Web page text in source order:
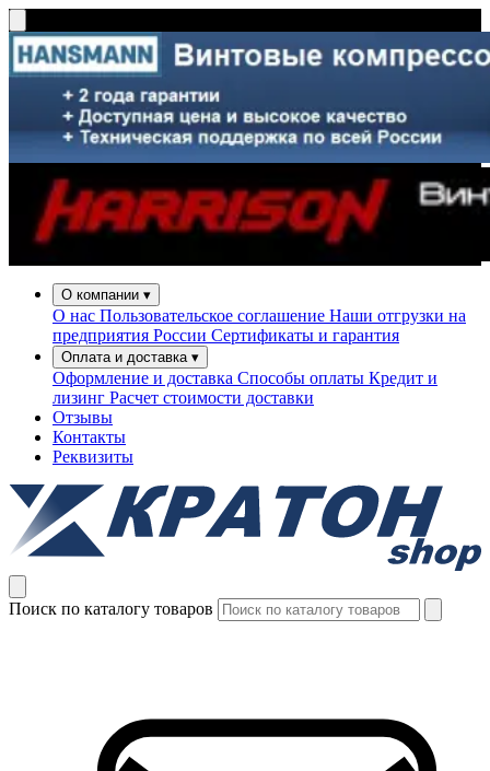
О компании ▾
О нас Пользовательское соглашение Наши отгрузки на
предприятия России Сертификаты и гарантия
Оплата и доставка ▾
Оформление и доставка Способы оплаты Кредит и
лизинг Расчет стоимости доставки
Отзывы
Контакты
Реквизиты
Поиск по каталогу товаров